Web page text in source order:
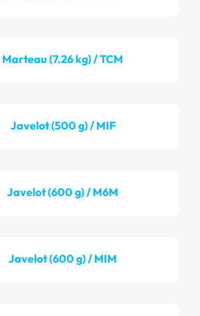
Marteau (7.26 kg) / TCM
Javelot (500 g) / MIF
Javelot (600 g) / M6M
Javelot (600 g) / MIM